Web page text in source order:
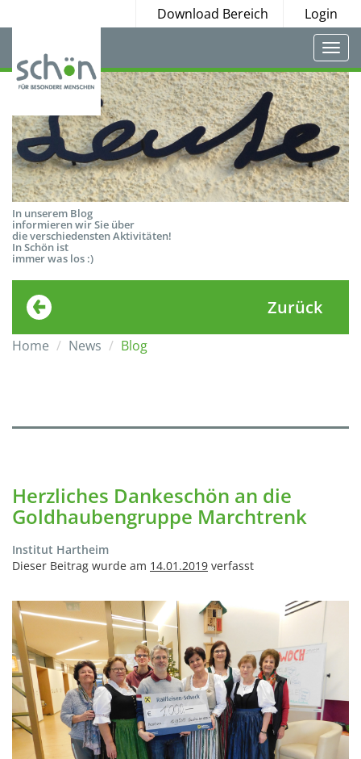
Download Bereich Login
In unserem Blog
informieren wir Sie über
die verschiedensten Aktivitäten!
In Schön ist
immer was los :)
Zurück
Home News Blog
Herzliches Dankeschön an die
Goldhaubengruppe Marchtrenk
Institut Hartheim
Dieser Beitrag wurde am 14.01.2019 verfasst